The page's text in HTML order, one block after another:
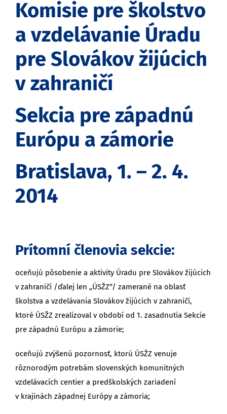
Komisie pre školstvo
a vzdelávanie Úradu
pre Slovákov žijúcich
v zahraničí
Sekcia pre západnú
Európu a zámorie
Bratislava, 1. – 2. 4.
2014
Prítomní členovia sekcie:
oceňujú pôsobenie a aktivity Úradu pre Slovákov žijúcich
v zahraničí /ďalej len „ÚSŽZ“/ zamerané na oblasť
školstva a vzdelávania Slovákov žijúcich v zahraničí,
ktoré ÚSŽZ zrealizoval v období od 1. zasadnutia Sekcie
pre západnú Európu a zámorie;
oceňujú zvýšenú pozornosť, ktorú ÚSŽZ venuje
rôznorodým potrebám slovenských komunitných
vzdelávacích centier a predškolských zariadení
v krajinách západnej Európy a zámoria;